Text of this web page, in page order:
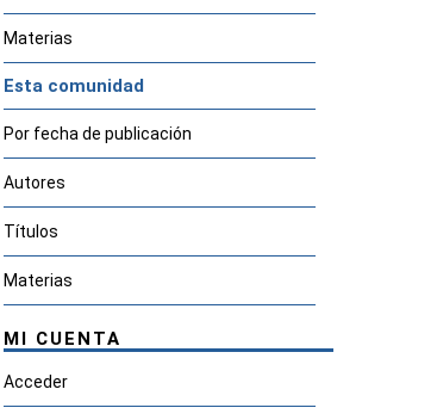
Materias
Esta comunidad
Por fecha de publicación
Autores
Títulos
Materias
MI CUENTA
Acceder